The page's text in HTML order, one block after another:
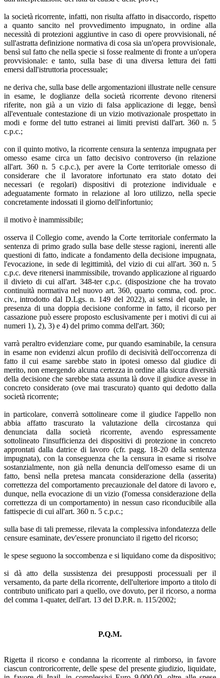
la società ricorrente, infatti, non risulta affatto in disaccordo, rispetto
a quanto sancito nel provvedimento impugnato, in ordine alla
necessità di protezioni aggiuntive in caso di opere provvisionali, né
sull'astratta definizione normativa di cosa sia un'opera provvisionale,
bensì sul fatto che nella specie si fosse realmente di fronte a un'opera
provvisionale: e tanto, sulla base di una diversa lettura dei fatti
emersi dall'istruttoria processuale;
ne deriva che, sulla base delle argomentazioni illustrate nelle censure
in esame, le doglianze della società ricorrente devono ritenersi
riferite, non già a un vizio di falsa applicazione di legge, bensì
all'eventuale contestazione di un vizio motivazionale prospettato in
modi e forme del tutto estranei ai limiti previsti dall'art. 360 n. 5
c.p.c.;
con il quinto motivo, la ricorrente censura la sentenza impugnata per
omesso esame circa un fatto decisivo controverso (in relazione
all'art. 360 n. 5 c.p.c.), per avere la Corte territoriale omesso di
considerare che il lavoratore infortunato era stato dotato dei
necessari (e regolari) dispositivi di protezione individuale e
adeguatamente formato in relazione al loro utilizzo, nella specie
concretamente indossati il giorno dell'infortunio;
il motivo è inammissibile;
osserva il Collegio come, avendo la Corte territoriale confermato la
sentenza di primo grado sulla base delle stesse ragioni, inerenti alle
questioni di fatto, indicate a fondamento della decisione impugnata,
l'evocazione, in sede di legittimità, del vizio di cui all'art. 360 n. 5
c.p.c. deve ritenersi inammissibile, trovando applicazione al riguardo
il divieto di cui all'art. 348-ter c.p.c. (disposizione che ha trovato
continuità normativa nel nuovo art. 360, quarto comma, cod. proc.
civ., introdotto dal D.Lgs. n. 149 del 2022), ai sensi del quale, in
presenza di una doppia decisione conforme in fatto, il ricorso per
cassazione può essere proposto esclusivamente per i motivi di cui ai
numeri 1), 2), 3) e 4) del primo comma dell'art. 360;
varrà peraltro evidenziare come, pur quando esaminabile, la censura
in esame non evidenzi alcun profilo di decisività dell'occorrenza di
fatto il cui esame sarebbe stato in ipotesi omesso dal giudice di
merito, non emergendo alcuna certezza in ordine alla sicura diversità
della decisione che sarebbe stata assunta là dove il giudice avesse in
concreto considerato (ove mai trascurato) quanto qui dedotto dalla
società ricorrente;
in particolare, converrà sottolineare come il giudice l'appello non
abbia affatto trascurato la valutazione della circostanza qui
denunciata dalla società ricorrente, avendo espressamente
sottolineato l'insufficienza dei dispositivi di protezione in concreto
approntati dalla datrice di lavoro (cfr. pagg. 18-20 della sentenza
impugnata), con la conseguenza che la censura in esame si risolve
sostanzialmente, non già nella denuncia dell'omesso esame di un
fatto, bensì nella pretesa mancata considerazione della (asserita)
correttezza del comportamento precauzionale del datore di lavoro e,
dunque, nella evocazione di un vizio (l'omessa considerazione della
correttezza di un comportamento) in nessun caso riconducibile alla
fattispecie di cui all'art. 360 n. 5 c.p.c.;
sulla base di tali premesse, rilevata la complessiva infondatezza delle
censure esaminate, dev'essere pronunciato il rigetto del ricorso;
le spese seguono la soccombenza e si liquidano come da dispositivo;
si dà atto della sussistenza dei presupposti processuali per il
versamento, da parte della ricorrente, dell'ulteriore importo a titolo di
contributo unificato pari a quello, ove dovuto, per il ricorso, a norma
del comma 1-quater, dell'art. 13 del D.P.R. n. 115/2002;
P.Q.M.
Rigetta il ricorso e condanna la ricorrente al rimborso, in favore
ciascun controricorrente, delle spese del presente giudizio, liquidate,